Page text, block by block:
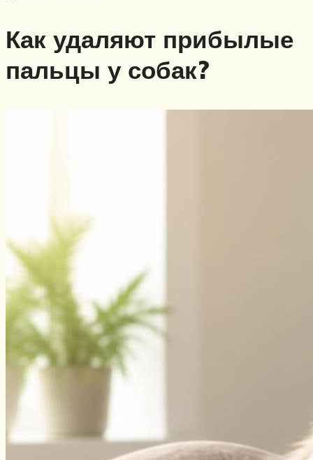
Как удаляют прибылые
пальцы у собак?